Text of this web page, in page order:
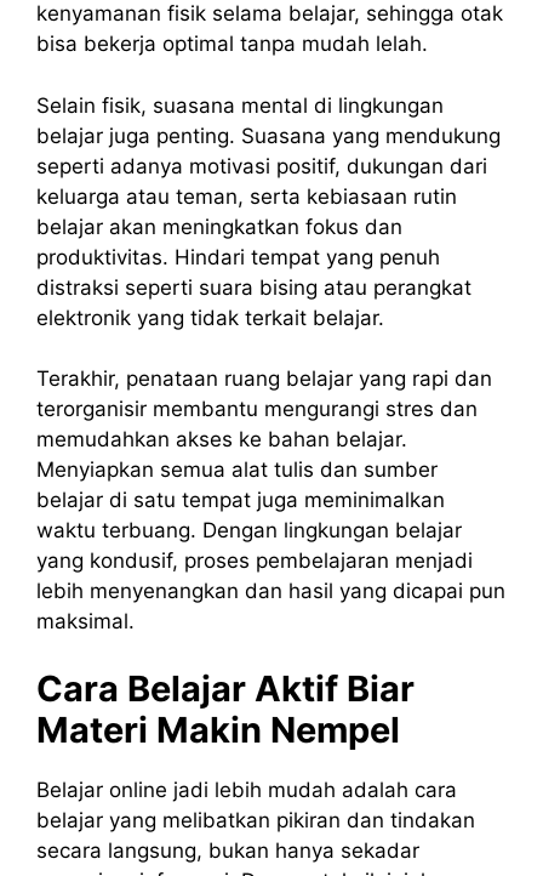
kenyamanan fisik selama belajar, sehingga otak
bisa bekerja optimal tanpa mudah lelah.
Selain fisik, suasana mental di lingkungan
belajar juga penting. Suasana yang mendukung
seperti adanya motivasi positif, dukungan dari
keluarga atau teman, serta kebiasaan rutin
belajar akan meningkatkan fokus dan
produktivitas. Hindari tempat yang penuh
distraksi seperti suara bising atau perangkat
elektronik yang tidak terkait belajar.
Terakhir, penataan ruang belajar yang rapi dan
terorganisir membantu mengurangi stres dan
memudahkan akses ke bahan belajar.
Menyiapkan semua alat tulis dan sumber
belajar di satu tempat juga meminimalkan
waktu terbuang. Dengan lingkungan belajar
yang kondusif, proses pembelajaran menjadi
lebih menyenangkan dan hasil yang dicapai pun
maksimal.
Cara Belajar Aktif Biar
Materi Makin Nempel
Belajar online jadi lebih mudah adalah cara
belajar yang melibatkan pikiran dan tindakan
secara langsung, bukan hanya sekadar